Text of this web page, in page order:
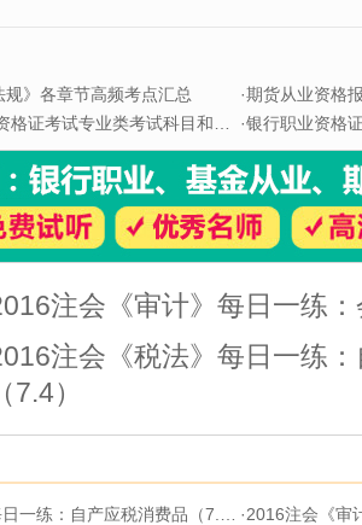
》各章节高频考点汇总 ·期货从业资格
证考试专业类考试科目和题型 ·银行职业资格证
注会《审计》每日一练
注会《税法》每日一练
（7.4）
练：自产应税消费品（7.4） ·2016注会《审